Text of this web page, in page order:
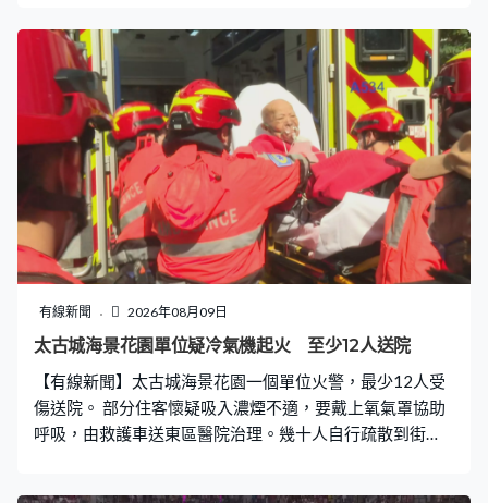
風，浙江近岸海域將出現5至8米巨浪，對開東海陣風風力
更高達16級，警告將出現7到12米巨浪。浙江對開海域的
玉環風力發電場進入白海豚的12級風圈，強風每小時達
165公里，能見度低，預測白海豚可能於浙江舟山到福建
福鼎一帶沿海登陸。 網上流傳片段，周五在浙江溫嶺石塘
鎮有一家四口無視警告觀浪，經過堤壩時9歲男童被海浪捲
走，救援人員展開搜救，但天氣差增加搜救難度。有消防
人員在浙江沿海地區加緊巡查，排除安全隱患。海事部門
提早安排船隻返回避風塘，做好加固措施。 上海市內多地
陸續出現暴雨，多區需要發布暴雨預警，有路段已水浸。
中央氣象台預計白海豚中心最大風力達到14級，浙江、福
建北部等地會出現250至500毫米的特大暴雨。 福建多地
面臨山洪風險高，應急部門啟動防汛應急響應，轉移高危
地區近10萬人。多地嚴陣以待展開防範工作，宣布實施停
工停課等五停措施，提
有線新聞 2026年08月09日
太古城海景花園單位疑冷氣機起火 至少12人送院
【有線新聞】太古城海景花園一個單位火警，最少12人受
傷送院。 部分住客懷疑吸入濃煙不適，要戴上氧氣罩協助
呼吸，由救護車送東區醫院治理。幾十人自行疏散到街